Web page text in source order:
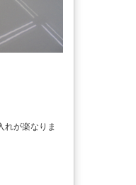
れが楽なりま